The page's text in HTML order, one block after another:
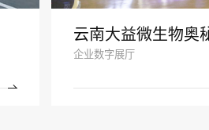
云南大益微生物奥
企业数字展厅